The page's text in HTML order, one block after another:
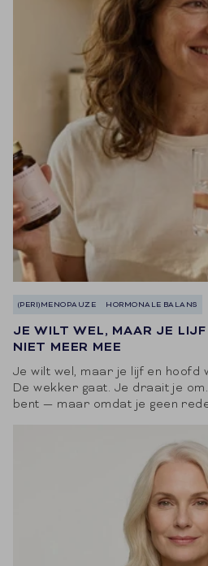
(PERI)MENOPAUZE HORMONALE BALANS
JE WILT WEL, MAAR JE
NIET MEER MEE
Je wilt wel, maar je lijf en hoofd
De wekker gaat. Je draait je
bent — maar omdat je geen